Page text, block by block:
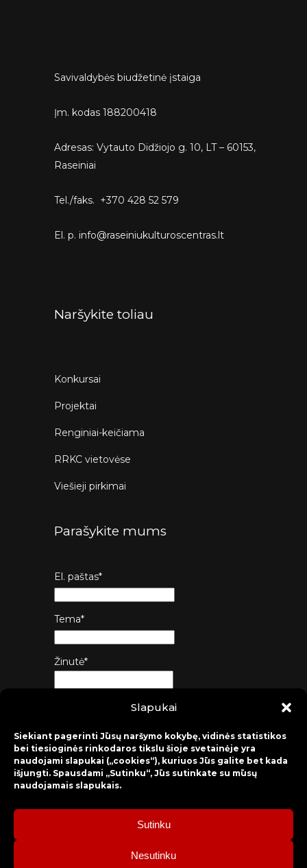
Slapukai
Siekiant pagerinti Jūsų naršymo kokybę, vidinės statistikos
bei tiesioginės rinkodaros tikslu šioje svetainėje yra
naudojami slapukai („cookies“), kuriuos Jūs galite bet kada
išjungti. Spausdami „Sutinku“, Jūs sutinkate su mūsų
naudojamais slapukais.
Sutinku
Nesutinku
Savivaldybės biudžetinė įstaiga
Įm. kodas 188200418
Adresas: Vytauto Didžiojo g. 10, LT – 60153,
Raseiniai
Tel./faks. +370 428 52 579
El. p. info@raseiniukulturoscentras.lt
Naršykite toliau
Konkursai
Projektai
Renginiai-keičiama
RRKC vietovėse
Viešieji pirkimai
Parašykite mums
El. paštas*
Tema*
Žinutė*
2026 © Raseinių rajono kultūros centras